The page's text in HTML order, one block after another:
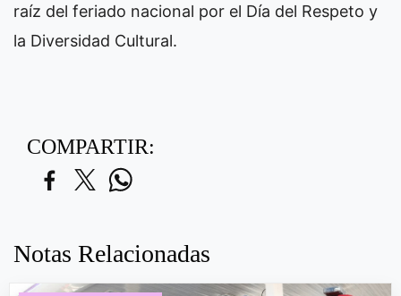
raíz del feriado nacional por el Día del Respeto y
la Diversidad Cultural.
COMPARTIR:
Notas Relacionadas